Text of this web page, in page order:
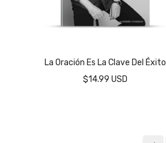
La Oración Es La Clave Del Éxito
$14.99 USD